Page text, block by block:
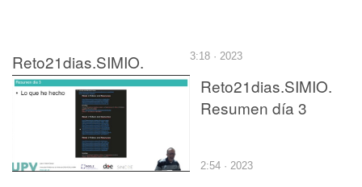
Reto21dias.SIMIO.
Resumen día 2
3:18 · 2023
Reto21dias.SIMIO.
Resumen día 3
2:54 · 2023